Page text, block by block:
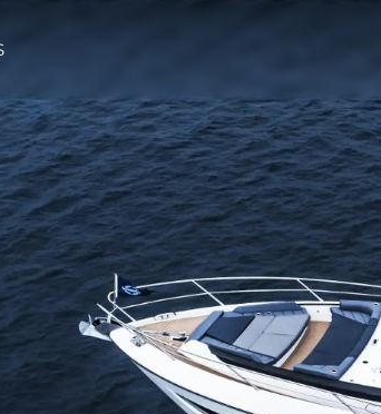
Informazioni
Mappa Del Sito
Contatti
Cookies